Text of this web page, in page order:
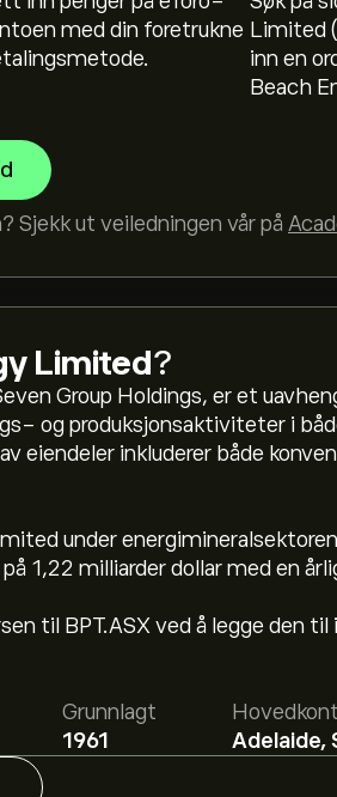
med din foretrukne Limited
inn en
Beach
Sjekk ut veiledningen vår på
Limited?
Group Holdings, er et
og produksjonsaktiviteter i
eiendeler inkluderer både
under
1,22 milliarder dollar med en
til BPT.ASX ved å legge den
Grunnlagt
1961
Adelaide,
er 0.8600‎A$‎.
Beach Energy Limited er
Beach Energy Limited basert på
vekst. Sjekk de nyeste